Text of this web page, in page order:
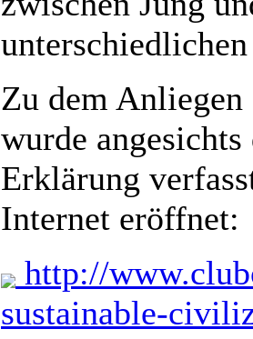
Zu dem
wurde
Erklärung
Internet eröffnet:
http://
sustainable-